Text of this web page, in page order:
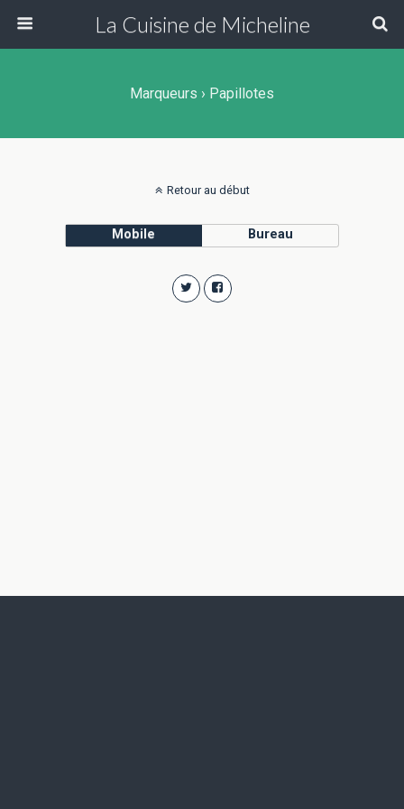
La Cuisine de Micheline
Marqueurs › Papillotes
Retour au début
Mobile Bureau